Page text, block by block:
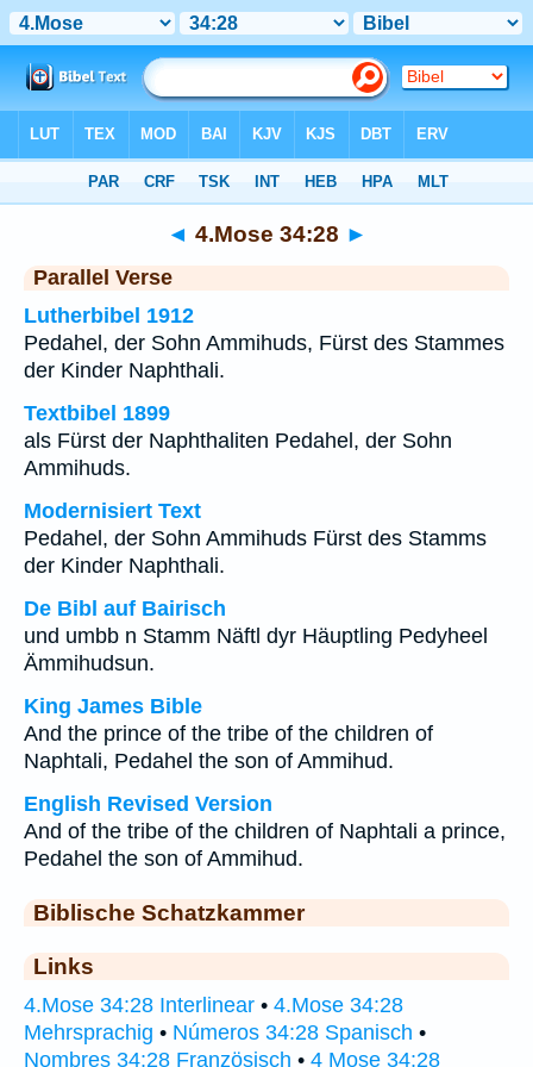
◄ 4.Mose 34:28 ►
Parallel Verse
Lutherbibel 1912
Pedahel, der Sohn Ammihuds, Fürst des Stammes
der Kinder Naphthali.
Textbibel 1899
als Fürst der Naphthaliten Pedahel, der Sohn
Ammihuds.
Modernisiert Text
Pedahel, der Sohn Ammihuds Fürst des Stamms
der Kinder Naphthali.
De Bibl auf Bairisch
und umbb n Stamm Näftl dyr Häuptling Pedyheel
Ämmihudsun.
King James Bible
And the prince of the tribe of the children of
Naphtali, Pedahel the son of Ammihud.
English Revised Version
And of the tribe of the children of Naphtali a prince,
Pedahel the son of Ammihud.
Biblische Schatzkammer
Links
4.Mose 34:28 Interlinear • 4.Mose 34:28
Mehrsprachig • Números 34:28 Spanisch •
Nombres 34:28 Französisch • 4 Mose 34:28